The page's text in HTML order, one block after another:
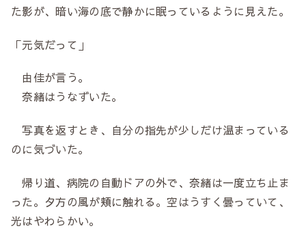
た影が、暗い海の底で静かに眠っているように見えた。
「元気だって」
由佳が言う。
奈緒はうなずいた。
写真を返すとき、自分の指先が少しだけ温まっている
のに気づいた。
帰り道、病院の自動ドアの外で、奈緒は一度立ち止ま
った。夕方の風が頬に触れる。空はうすく曇っていて、
光はやわらかい。